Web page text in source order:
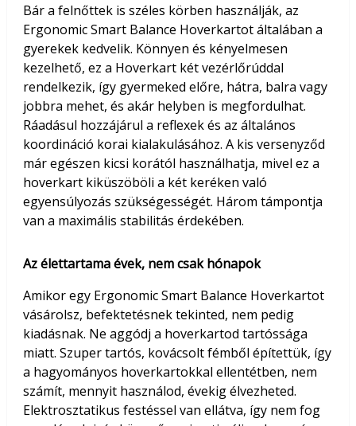
Bár a felnőttek is széles körben használják, az
Ergonomic Smart Balance Hoverkartot általában a
gyerekek kedvelik. Könnyen és kényelmesen
kezelhető, ez a Hoverkart két vezérlőrúddal
rendelkezik, így gyermeked előre, hátra, balra vagy
jobbra mehet, és akár helyben is megfordulhat.
Ráadásul hozzájárul a reflexek és az általános
koordináció korai kialakulásához. A kis versenyződ
már egészen kicsi korától használhatja, mivel ez a
hoverkart kiküszöböli a két keréken való
egyensúlyozás szükségességét. Három támpontja
van a maximális stabilitás érdekében.
Az élettartama évek, nem csak hónapok
Amikor egy Ergonomic Smart Balance Hoverkartot
vásárolsz, befektetésnek tekinted, nem pedig
kiadásnak. Ne aggódj a hoverkartod tartóssága
miatt. Szuper tartós, kovácsolt fémből építettük, így
a hagyományos hoverkartokkal ellentétben, nem
számít, mennyit használod, évekig élvezheted.
Elektrosztatikus festéssel van ellátva, így nem fog